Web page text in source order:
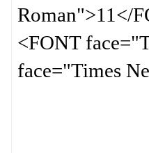
Roman">11</
<FONT
face="Times